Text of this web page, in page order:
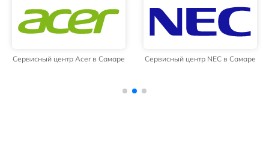
Сервисный центр Acer в Самаре Сервисный центр NEC в Самаре